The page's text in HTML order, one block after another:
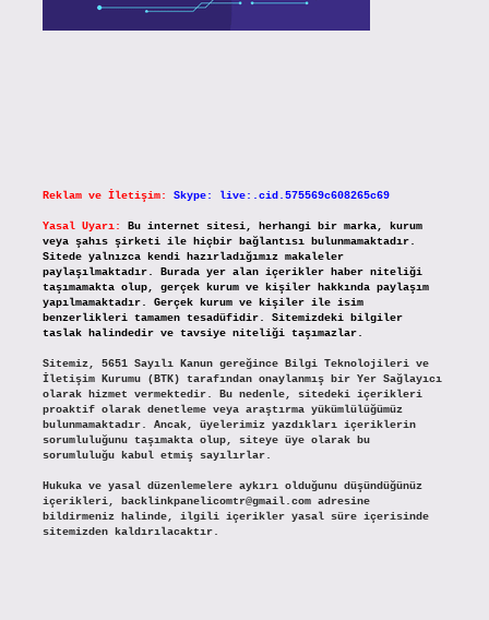
Reklam ve İletişim: Skype: live:.cid.575569c608265c69
Yasal Uyarı:
Bu internet sitesi, herhangi bir marka, kurum
veya şahıs şirketi ile hiçbir bağlantısı bulunmamaktadır.
Sitede yalnızca kendi hazırladığımız makaleler
paylaşılmaktadır. Burada yer alan içerikler haber niteliği
taşımamakta olup, gerçek kurum ve kişiler hakkında paylaşım
yapılmamaktadır. Gerçek kurum ve kişiler ile isim
benzerlikleri tamamen tesadüfidir. Sitemizdeki bilgiler
taslak halindedir ve tavsiye niteliği taşımazlar.
Sitemiz, 5651 Sayılı Kanun gereğince Bilgi Teknolojileri ve
İletişim Kurumu (BTK) tarafından onaylanmış bir Yer Sağlayıcı
olarak hizmet vermektedir. Bu nedenle, sitedeki içerikleri
proaktif olarak denetleme veya araştırma yükümlülüğümüz
bulunmamaktadır. Ancak, üyelerimiz yazdıkları içeriklerin
sorumluluğunu taşımakta olup, siteye üye olarak bu
sorumluluğu kabul etmiş sayılırlar.
Hukuka ve yasal düzenlemelere aykırı olduğunu düşündüğünüz
içerikleri,
backlinkpanelicomtr@gmail.comadresine
bildirmeniz halinde, ilgili içerikler yasal süre içerisinde
sitemizden kaldırılacaktır.